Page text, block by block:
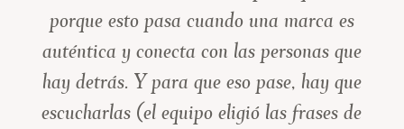
porque esto pasa cuando una marca es
auténtica y conecta con las personas que
hay detrás. Y para que eso pase, hay que
escucharlas (el equipo eligió las frases de